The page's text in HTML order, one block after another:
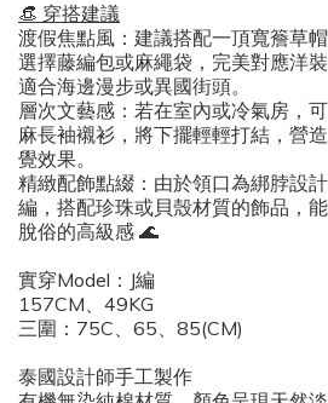
​👒 穿搭建議
渡假焦點風：建議搭配一頂寬簷草
選擇藤編包或麻繩袋，完美對應洋
適合海邊漫步或異國街頭。
層次文藝感：若在室內或冷氣房，
麻長袖襯衫，將下擺輕輕打結，營
覺效果。
精緻配飾點綴：由於領口為綁脖設
編，搭配珍珠或貝殼材質的飾品，
脫俗的高級感 🌊
實穿Model：J編
157CM、49KG
三圍：75C、65、85(CM)
泰國設計師手工製作